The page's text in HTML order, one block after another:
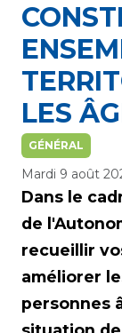
LES
GÉNÉRAL
Mardi 9 août
Dans le
de
recueillir
améliorer
personnes